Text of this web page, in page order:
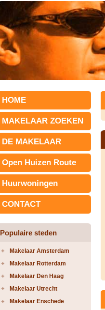
HOME
MAKELAAR ZOEKEN
DE MAKELAAR
Open Huizen Route
Huurwoningen
CONTACT
Populaire steden
Makelaar Amsterdam
Makelaar Rotterdam
Makelaar Den Haag
Makelaar Utrecht
Makelaar Enschede